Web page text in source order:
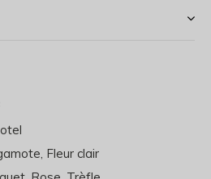
Fleur clair